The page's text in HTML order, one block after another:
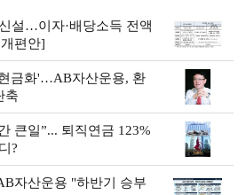
설…이자·배당소득 전액
편안]
금화'…AB자산운용, 환
축
큰일”... 퇴직연금 123%
?
자산운용 "하반기 승부